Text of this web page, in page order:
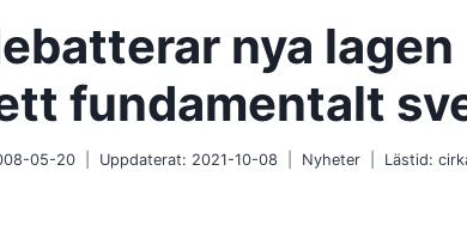
nya lagen
fundamentalt
05-20 Uppdaterat: 2021-10-08 Nyheter Lästid: